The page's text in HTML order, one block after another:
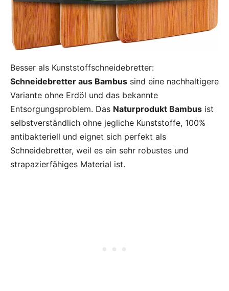
Besser als Kunststoffschneidebretter:
Schneidebretter aus Bambus sind eine nachhaltigere
Variante ohne Erdöl und das bekannte
Entsorgungsproblem. Das Naturprodukt Bambus ist
selbstverständlich ohne jegliche Kunststoffe, 100%
antibakteriell und eignet sich perfekt als
Schneidebretter, weil es ein sehr robustes und
strapazierfähiges Material ist.